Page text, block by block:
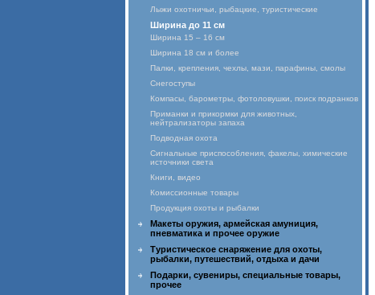
Лыжи охотничьи, рыбацкие, туристические
Ширина до 11 см
Ширина 15 – 16 см
Ширина 18 см и более
Палки, крепления, чехлы, мази, парафины, смолы
Снегоступы
Компасы, барометры, фотоловушки, поиск подранков
Приманки и прикормки для животных,
нейтрализаторы запаха
Подводная охота
Сигнальные приспособления, факелы, химические
источники света
Книги, видео
Комиссионные товары
Продукция охоты и рыбалки
Макеты оружия, армейская амуниция,
пневматика и прочее оружие
Туристическое снаряжение для охоты,
рыбалки, путешествий, отдыха и дачи
Подарки, сувениры, специальные товары,
прочее